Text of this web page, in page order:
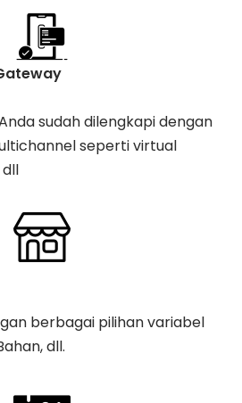
sudah dilengkapi dengan
seperti virtual
berbagai pilihan variabel
dll.